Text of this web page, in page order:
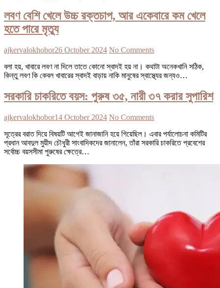
লবণ বেশি খেলে উচ্চ রক্তচাপ, আর একেবারে কম খেলে
হতে পারে মৃত্যু
ajkervalokhobor26 October 2024 No Comments
বলা হয়, খাবারে লবণ না দিলে তাতে কোনো স্বাদই হয় না। কথাটা অনেকখানি সঠিক,
কিন্তু লবণ কি কেবল খাবারের স্বাদই বাড়ায় নাকি মানুষের স্বাস্থ্যের জন্যও…
সরকারি চাকরিতে বয়স: পুরুষ ৩৫, নারী ৩৭ করার সুপারিশ
ajkervalokhobor14 October 2024 No Comments
সূত্রের বরাত দিয়ে বিষয়টি আগেই জানাজানি হয়ে গিয়েছিল। এবার পর্যালোচনা কমিটির
প্রধান আবদুল মুয়ীদ চৌধুরী সাংবাদিকদের জানালেন, তাঁরা সরকারি চাকরিতে প্রবেশের
সর্বোচ্চ বয়সসীমা পুরুষের ক্ষেত্রে…